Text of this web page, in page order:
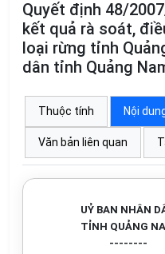
Quyết định 48/
kết quả rà soát,
loại rừng tỉnh
dân tỉnh Quảng
Thuộc tính Nội
Văn bản liên quan
UỶ BAN NHÂN
TỈNH QUẢNG
--------